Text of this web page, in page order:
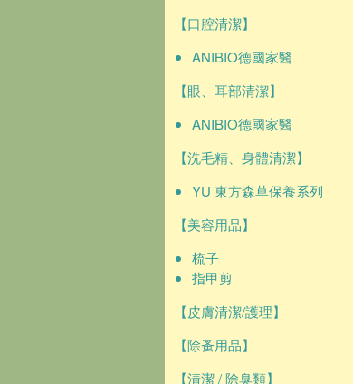
【口腔清潔】
ANIBIO德國家醫
【眼、耳部清潔】
ANIBIO德國家醫
【洗毛精、身體清潔】
YU 東方森草保養系列
【美容用品】
梳子
指甲剪
【皮膚清潔/護理】
【除蚤用品】
【清潔 / 除臭類】